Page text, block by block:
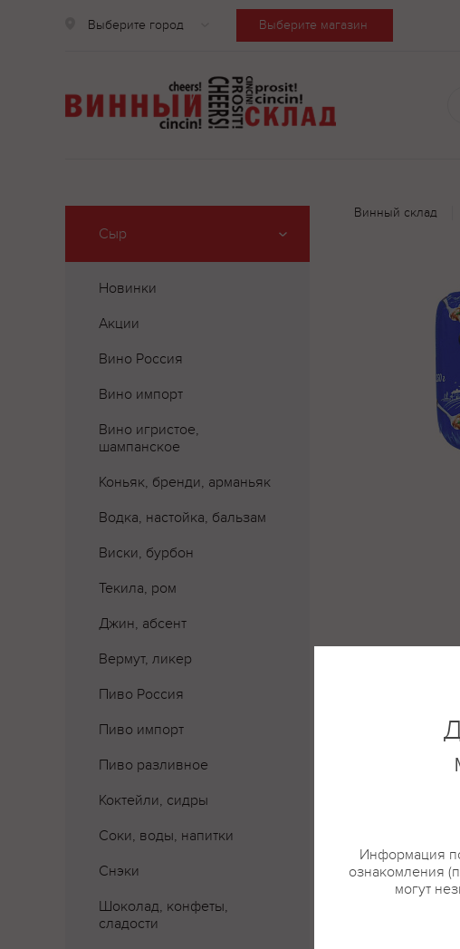
Выберите город Выберите магазин
Сыр
Новинки
Акции
Вино Россия
Вино импорт
Вино игристое,
шампанское
Коньяк, бренди, арманьяк
Водка, настойка, бальзам
Виски, бурбон
Текила, ром
Джин, абсент
Вермут, ликер
Пиво Россия
Пиво импорт
Пиво разливное
Коктейли, сидры
Соки, воды, напитки
Снэки
Шоколад, конфеты,
сладости
Винный склад
Информация
ознакомления
могут